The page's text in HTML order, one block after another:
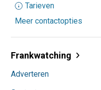
Tarieven
Meer contactopties
Frankwatching
Adverteren